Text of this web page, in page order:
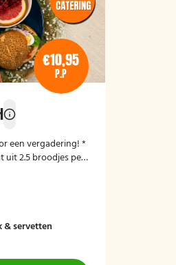
€10,95
P.P
een vergadering! *
uit 2.5 broodjes per
& servetten